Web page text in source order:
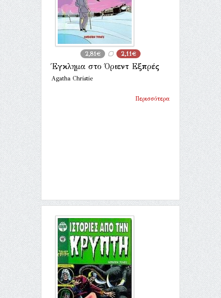
2,81€ 2,11€
Έγκλημα στο Όριεντ Εξπρές
Agatha Christie
Περισσότερα